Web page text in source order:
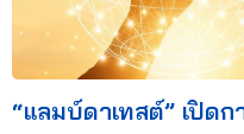
“แลมบ์ดาเทสต์” เปิด